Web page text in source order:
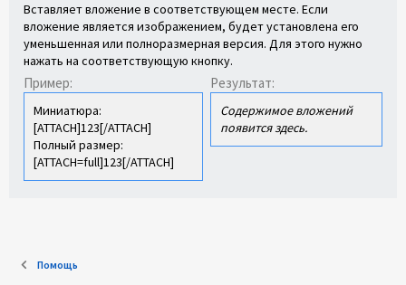
Вставляет вложение в соответствующем месте. Если
вложение является изображением, будет установлена его
уменьшенная или полноразмерная версия. Для этого нужно
нажать на соответствующую кнопку.
Пример:
Миниатюра:
[ATTACH]123[/ATTACH]
Полный размер:
[ATTACH=full]123[/ATTACH]
Результат:
Содержимое вложений
появится здесь.
Помощь